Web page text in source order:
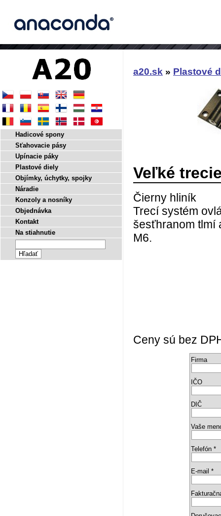
a20.sk » Plastové
Veľké
Čierny hliník
Trecí systém
šesťhranom tlmí
M6.
Ceny sú bez
Firma
IČO
DIČ
Vaše
Telefón *
E-mail *
Hadicové spony
Sťahovacie pásy
Upínacie páky
Plastové diely
Objímky, úchytky, spojky
Náradie
Konzoly a nosníky
Objednávka
Kontakt
Na stiahnutie